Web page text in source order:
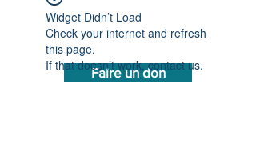
Faire un don
Widget Didn’t Load
Check your internet and refresh
this page.
If that doesn’t work, contact us.